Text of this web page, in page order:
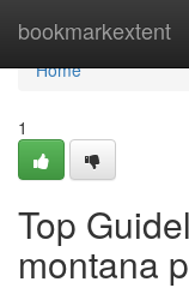
bookmarkextent
Home
Home
1
Top
montana